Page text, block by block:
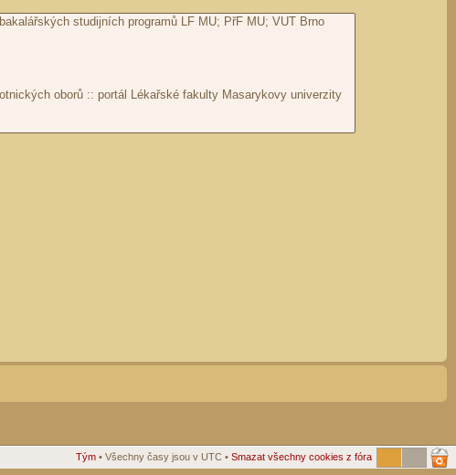
Tým • Všechny časy jsou v UTC • Smazat všechny cookies z fóra